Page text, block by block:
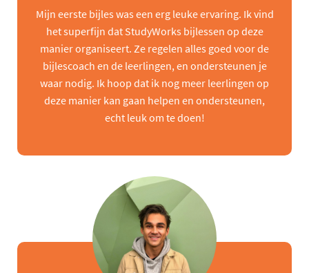
Mijn eerste bijles was een erg leuke ervaring. Ik vind
het superfijn dat StudyWorks bijlessen op deze
manier organiseert. Ze regelen alles goed voor de
bijlescoach en de leerlingen, en ondersteunen je
waar nodig. Ik hoop dat ik nog meer leerlingen op
deze manier kan gaan helpen en ondersteunen,
echt leuk om te doen!